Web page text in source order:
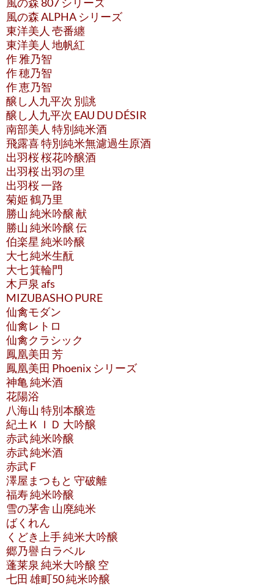
風の森 ALPHA シリーズ
東洋美人 壱番纏
東洋美人 地帆紅
作 雅乃智
作 穂乃智
作 恵乃智
醸し人九平次 別誂
醸し人九平次 EAU DU DÉSIR
南部美人 特別純米酒
飛露喜 特別純米無濾過生原酒
出羽桜 桜花吟醸酒
出羽桜 出羽の里
出羽桜 一路
菊姫 鶴乃里
勝山 純米吟醸 献
勝山 純米吟醸 伝
伯楽星 純米吟醸
大七 純米生酛
大七 箕輪門
木戸泉 afs
MIZUBASHO PURE
仙禽モダン
仙禽レトロ
仙禽クラシック
鳳凰美田 芳
鳳凰美田 Phoenix シリーズ
神亀 純米酒
花陽浴
八海山 特別本醸造
紀土ＫＩＤ 大吟醸
赤武 純米吟醸
赤武 純米酒
赤武 F
澤屋まつもと 守破離
福寿 純米吟醸
雪の茅舎 山廃純米
ばくれん
くどき上手 純米大吟醸
郷乃譽 白ラベル
蓬莱泉 純米大吟醸 空
七田 雄町50 純米吟醸